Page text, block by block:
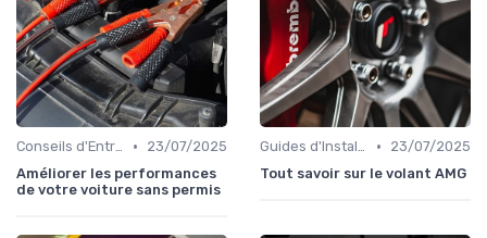
Conseils d'Entretien Auto •
23/07/2025
Améliorer les performances
de votre voiture sans permis
Guides d'Installation et de Réparation •
23/07/2025
Tout savoir sur le volant AMG